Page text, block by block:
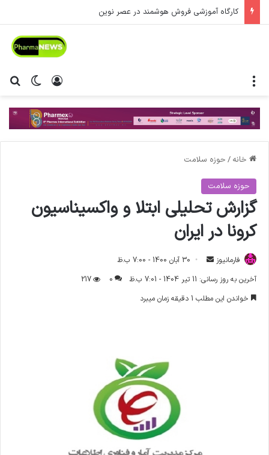
کارگاه آموزشی فروش هوشمند در عصر نوین
تغییر ورود
خانه / حوزه سلامت
حوزه سلامت
گزارش تحلیلی ابتلا و واکسیناسیون
کرونا در ایران
فارمانیوز
ا
30 آبان 1400 - 7:00 ب.ظ
آخرین به روز رسانی: 11 تیر 1404 - 7:01 ب.ظ
0
217
خواندن این مطلب 1 دقیقه زمان میبرد